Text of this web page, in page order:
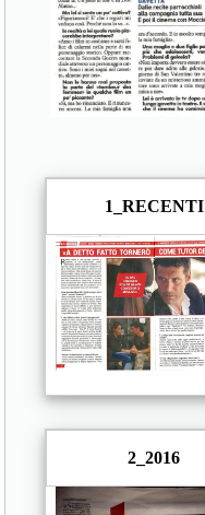
1_RECENTI
2_2016